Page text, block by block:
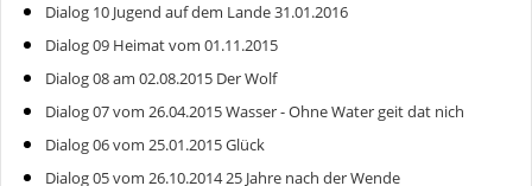
Dialog 10 Jugend auf dem Lande 31.01.2016
Dialog 09 Heimat vom 01.11.2015
Dialog 08 am 02.08.2015 Der Wolf
Dialog 07 vom 26.04.2015 Wasser - Ohne Water geit dat nich
Dialog 06 vom 25.01.2015 Glück
Dialog 05 vom 26.10.2014 25 Jahre nach der Wende